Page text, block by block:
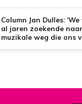
Column Jan Dulles:
al jaren zoekende
muzikale weg die ons